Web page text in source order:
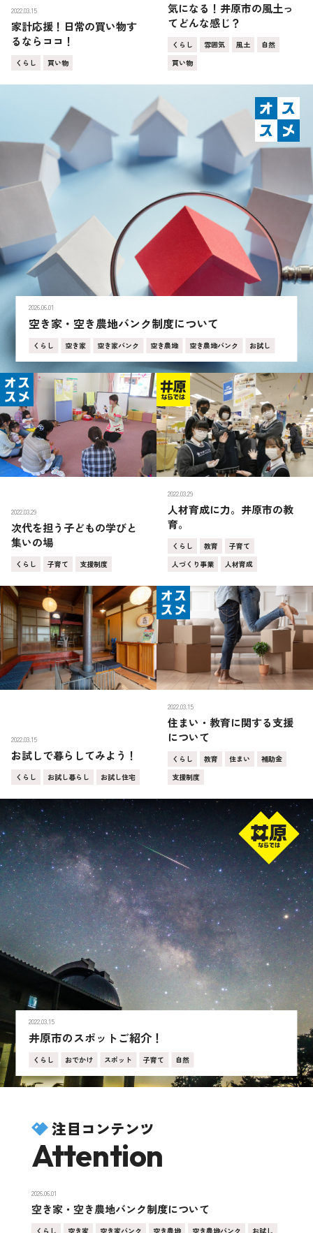
2022.03.15
家計応援！日常の買い物す
るならココ！
くらし 買い物
気になる！井原市の風土っ
てどんな感じ？
くらし 雰囲気 風土
自然
買い物
2026.06.01
空き家・空き農地バンク制度について
くらし 空き家 空き家バンク 空き農地 空き農地バンク お試し
2022.03.29
次代を担う子どもの学びと
集いの場
くらし 子育て 支援制度
2022.03.29
人材育成に力。井原市の教
育。
くらし 教育
子育て
人づくり事業
人材育成
2022.03.15
お試しで暮らしてみよう！
くらし お試し暮らし お試し住宅
2022.03.15
住まい・教育に関する支援
について
くらし 教育 住まい
補助金
支援制度
2022.03.15
井原市のスポットご紹介！
くらし おでかけ スポット 子育て 自然
注目コンテンツ
Attention
2026.06.01
空き家・空き農地バンク制度について
くらし 空き家 空き家バンク 空き農地 空き農地バンク お試し